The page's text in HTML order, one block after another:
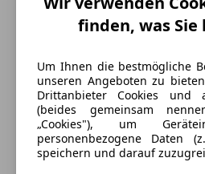
finden, was Sie
Um Ihnen die bestmögliche
unseren Angeboten zu
Drittanbieter Cookies und
(beides gemeinsam
„Cookies"), um
personenbezogene Daten
speichern und darauf